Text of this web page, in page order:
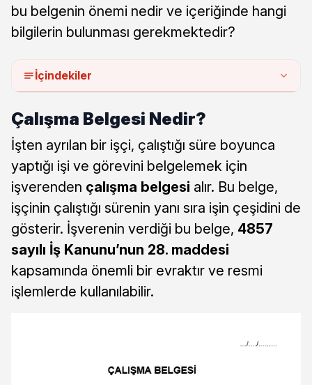
bu belgenin önemi nedir ve içeriğinde hangi
bilgilerin bulunması gerekmektedir?
İçindekiler
Çalışma Belgesi Nedir?
İşten ayrılan bir işçi, çalıştığı süre boyunca
yaptığı işi ve görevini belgelemek için
işverenden çalışma belgesi alır. Bu belge,
işçinin çalıştığı sürenin yanı sıra işin çeşidini de
gösterir. İşverenin verdiği bu belge, 4857
sayılı İş Kanunu’nun 28. maddesi
kapsamında önemli bir evraktır ve resmi
işlemlerde kullanılabilir.